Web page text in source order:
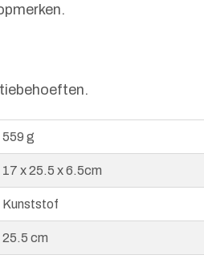
559 g
17 x 25.5 x 6.5cm
Kunststof
25.5 cm